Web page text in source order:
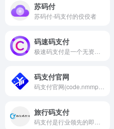
苏码付
苏码付-码支付的佼佼者
码速码支付
码支付官网
旅行码支付